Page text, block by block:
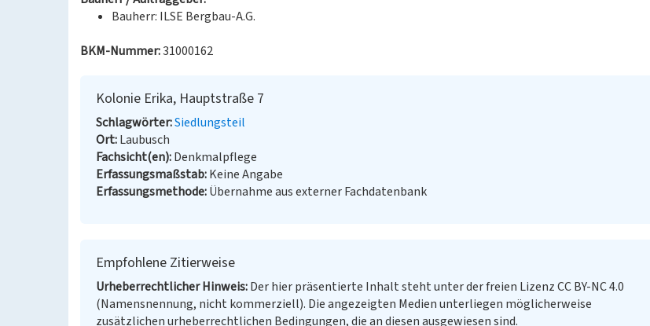
Bauherr: ILSE Bergbau-A.G.
BKM-Nummer:31000162
Kolonie Erika, Hauptstraße 7
Schlagwörter Siedlungsteil
Ort Laubusch
Fachsicht(en) Denkmalpflege
Erfassungsmaßstab Keine Angabe
Erfassungsmethode Übernahme aus externer Fachdatenbank
Empfohlene Zitierweise
Urheberrechtlicher Hinweis Der hier präsentierte Inhalt steht unter der freien Lizenz CC BY-NC 4.0
(Namensnennung, nicht kommerziell). Die angezeigten Medien unterliegen möglicherweise
zusätzlichen urheberrechtlichen Bedingungen, die an diesen ausgewiesen sind.